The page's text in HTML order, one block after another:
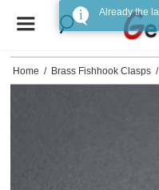
Home / Brass Fishhook Clasps /